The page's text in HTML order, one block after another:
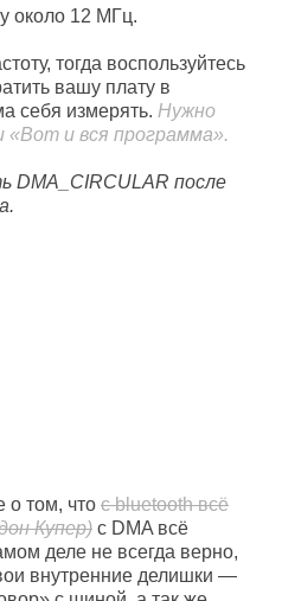
около 12 МГц.
тогда воспользуйтесь
вашу плату в
себя измерять. Нужно
«Вот и вся программа».
DMA_CIRCULAR после
о том, что с bluetooth всё
Купер) с DMA всё
деле не всегда верно,
внутренние делишки —